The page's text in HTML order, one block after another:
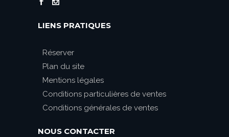
LIENS PRATIQUES
Réserver
Plan du site
Mentions légales
Conditions particulières de ventes
Conditions générales de ventes
NOUS CONTACTER